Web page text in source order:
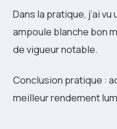
Dans la pratique, j’ai
ampoule blanche bon
de vigueur notable.
Conclusion pratique :
meilleur rendement